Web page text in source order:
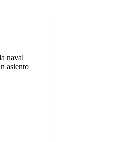
naval
asiento